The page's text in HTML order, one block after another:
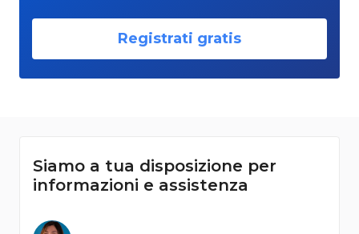
Registrati gratis
Siamo a tua disposizione per
informazioni e assistenza